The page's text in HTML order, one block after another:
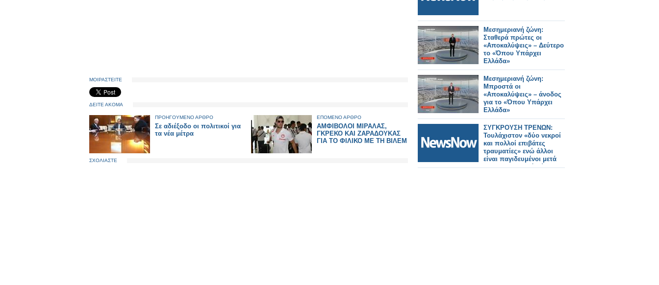
ΜΟΙΡΑΣΤΕΙΤΕ
ΔΕΙΤΕ ΑΚΟΜΑ
ΠΡΟΗΓΟΥΜΕΝΟ ΑΡΘΡΟ
Σε αδιέξοδο οι πολιτικοί για
τα νέα μέτρα
ΕΠΟΜΕΝΟ ΑΡΘΡΟ
ΑΜΦΙΒΟΛΟΙ ΜΙΡΑΛΑΣ,
ΓΚΡΕΚΟ ΚΑΙ ΖΑΡΑΔΟΥΚΑΣ
ΓΙΑ ΤΟ ΦΙΛΙΚΟ ΜΕ ΤΗ ΒΙΛΕΜ
ΣΧΟΛΙΑΣΤΕ
Μεσημεριανή ζώνη:
Σταθερά πρώτες οι
«Αποκαλύψεις» – Δεύτερο
το «Όπου Υπάρχει
Ελλάδα»
Μεσημεριανή ζώνη:
Μπροστά οι
«Αποκαλύψεις» – άνοδος
για το «Όπου Υπάρχει
Ελλάδα»
ΣΥΓΚΡΟΥΣΗ ΤΡΕΝΩΝ:
Τουλάχιστον «δύο νεκροί
και πολλοί επιβάτες
τραυματίες» ενώ άλλοι
είναι παγιδευμένοι μετά
τον εκτροχιασμό δύο